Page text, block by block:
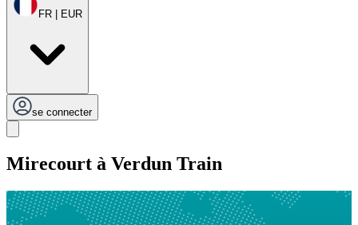
FR | EUR
se connecter
Mirecourt à Verdun Train